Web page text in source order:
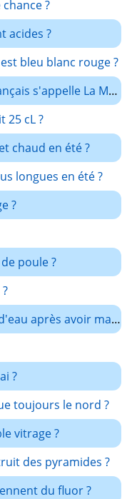
?
acides ?
bleu blanc rouge ?
La Marseillaise ?
25 cL ?
chaud en été ?
longues en été ?
?
poule ?
avoir mangé des cerises ?
?
toujours le nord ?
vitrage ?
des pyramides ?
du fluor ?